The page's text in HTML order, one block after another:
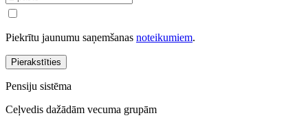
Piekrītu jaunumu saņemšanas noteikumiem.
Pierakstīties
Pensiju sistēma
Ceļvedis dažādām vecuma grupām